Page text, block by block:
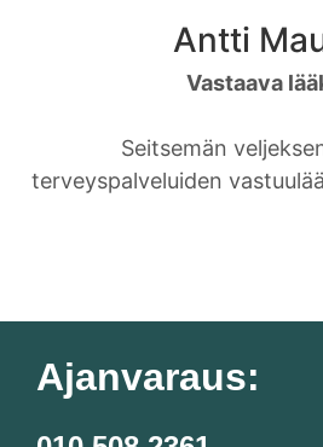
Antti
Vastaava
Seitsemän
terveyspalveluiden
Ajanvaraus: